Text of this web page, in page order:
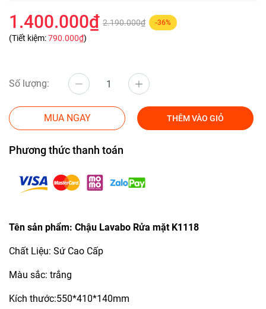
1.400.000₫ 2.190.000₫ -36%
(Tiết kiệm:790.000₫)
Số lượng:
MUA NGAY THÊM VÀO GIỎ
Phương thức thanh toán
Tên sản phẩm: Chậu Lavabo Rửa mặt K1118
Chất Liệu: Sứ Cao Cấp
Màu sắc: trắng
Kích thước:550*410*140mm